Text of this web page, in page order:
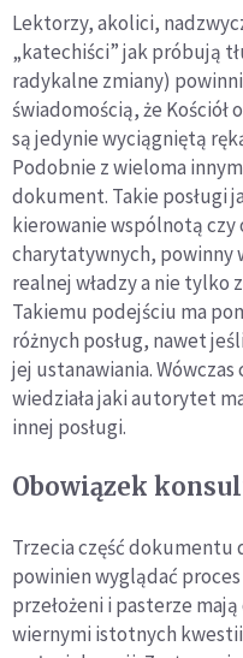
Lektorzy, akolici,
„katechiści” jak próbują
radykalne zmiany)
świadomością, że
są jedynie wyciągniętą
Podobnie z wieloma
dokument. Takie posługi
kierowanie wspólnotą czy
charytatywnych, powinny
realnej władzy a nie tylko
Takiemu podejściu ma
różnych posług, nawet
jej ustanawiania.
wiedziała jaki autorytet
innej posługi.
Obowiązek
Trzecia część
powinien wyglądać
przełożeni i pasterze
wiernymi istotnych